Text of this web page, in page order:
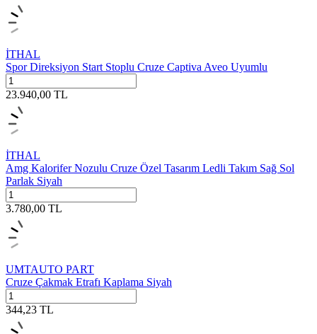
İTHAL
Spor Direksiyon Start Stoplu Cruze Captiva Aveo Uyumlu
23.940,00 TL
İTHAL
Amg Kalorifer Nozulu Cruze Özel Tasarım Ledli Takım Sağ Sol
Parlak Siyah
3.780,00 TL
UMTAUTO PART
Cruze Çakmak Etrafı Kaplama Siyah
344,23 TL